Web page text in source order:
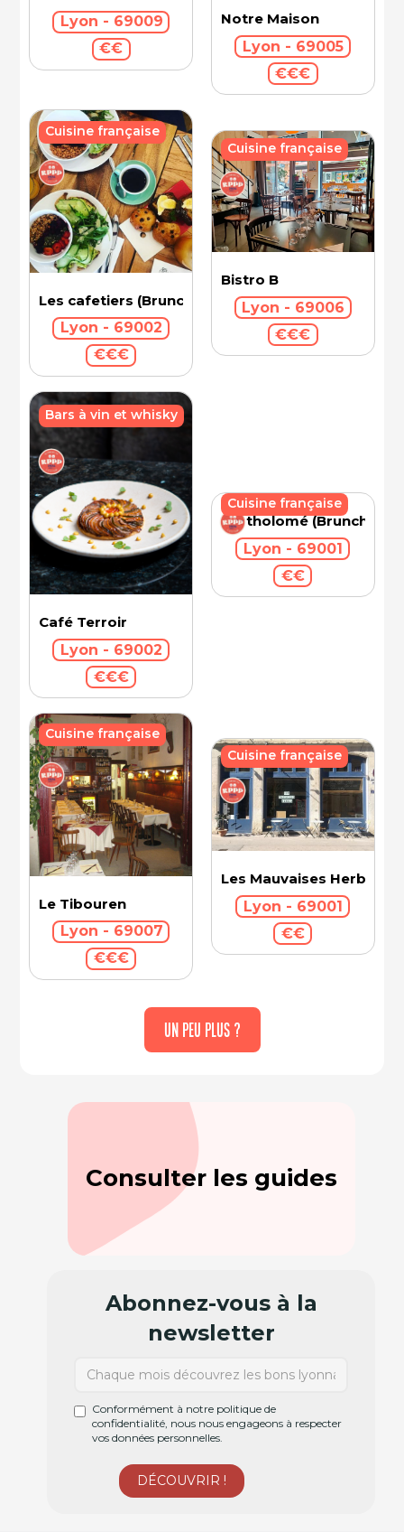
Lyon - 69009
€€
Notre Maison
Lyon - 69005
€€€
Les cafetiers (Brunch)
Lyon - 69002
€€€
Cuisine française
Bistro B
Lyon - 69006
€€€
Cuisine française
Café Terroir
Lyon - 69002
€€€
Bars à vin et whisky
Bartholomé (Brunch)
Lyon - 69001
€€
Cuisine française
Le Tibouren
Lyon - 69007
€€€
Cuisine française
Les Mauvaises Herbes
Lyon - 69001
€€
Cuisine française
UN PEU PLUS ?
Consulter les guides
Abonnez-vous à la
newsletter
Conformément à notre politique de
confidentialité, nous nous engageons à respecter
vos données personnelles.